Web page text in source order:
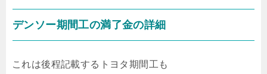
デンソー期間工の満了金の詳細
これは後程記載するトヨタ期間工も